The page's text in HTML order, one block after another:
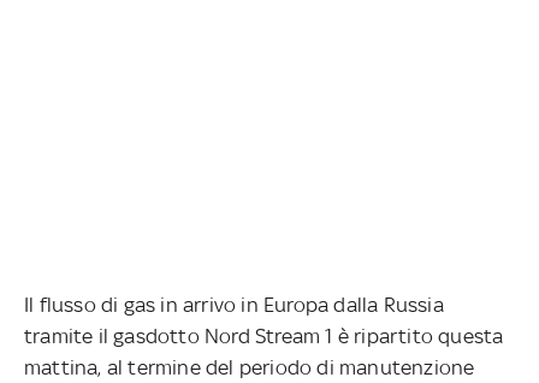
Il flusso di gas in arrivo in Europa dalla Russia
tramite il gasdotto Nord Stream 1 è ripartito questa
mattina, al termine del periodo di manutenzione